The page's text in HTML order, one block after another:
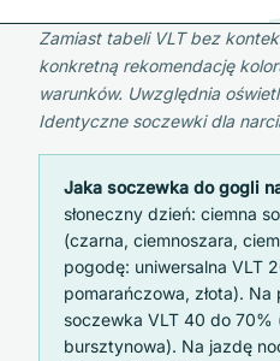
Zamiast tabeli VLT bez
konkretną rekomendację
warunków. Uwzględnia
Identyczne soczewki dla
Jaka soczewka do gogli
słoneczny dzień: ciemna
(czarna, ciemnoszara,
pogodę: uniwersalna VLT
pomarańczowa, złota). Na
soczewka VLT 40 do 70%
bursztynowa). Na jazdę